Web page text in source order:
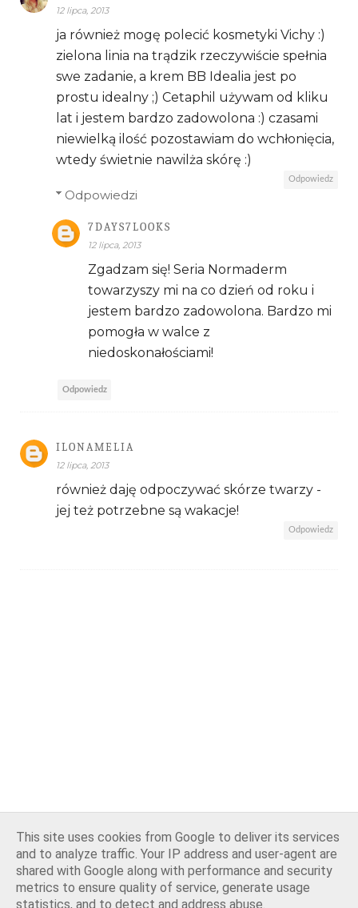
12 lipca, 2013
ja również mogę polecić kosmetyki Vichy :)
zielona linia na trądzik rzeczywiście spełnia
swe zadanie, a krem BB Idealia jest po
prostu idealny ;) Cetaphil używam od kliku
lat i jestem bardzo zadowolona :) czasami
niewielką ilość pozostawiam do wchłonięcia,
wtedy świetnie nawilża skórę :)
Odpowiedz
Odpowiedzi
7DAYS7LOOKS
12 lipca, 2013
Zgadzam się! Seria Normaderm
towarzyszy mi na co dzień od roku i
jestem bardzo zadowolona. Bardzo mi
pomogła w walce z
niedoskonałościami!
Odpowiedz
ILONAMELIA
12 lipca, 2013
również daję odpoczywać skórze twarzy -
jej też potrzebne są wakacje!
Odpowiedz
This site uses cookies from Google to deliver its services
and to analyze traffic. Your IP address and user-agent are
shared with Google along with performance and security
metrics to ensure quality of service, generate usage
statistics, and to detect and address abuse.